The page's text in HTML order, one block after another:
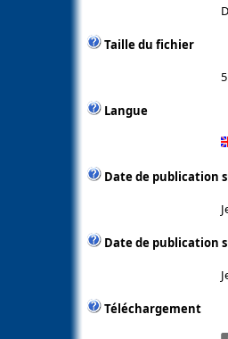
Taille du fichier
Langue
Date de publication
Date de publication
Téléchargement